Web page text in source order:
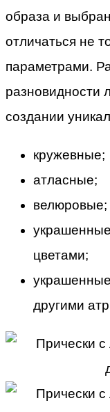
образа и
отличаться не
параметрами.
разновидности
создании
кружевные;
атласные;
велюровые;
цветами;
другими